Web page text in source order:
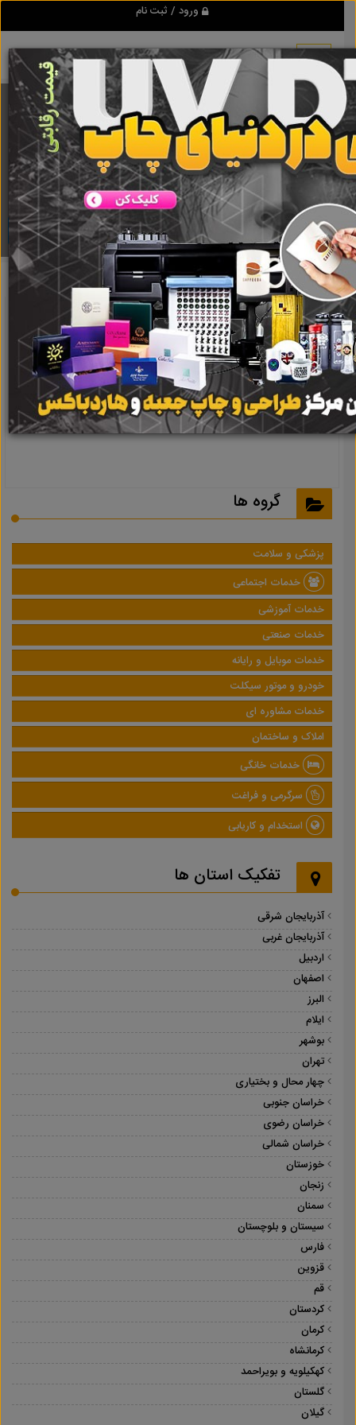
ورود / ثبت نام
برنامه اندروید تبلیغ شو
مرجع نیازمندیها و تبلیغات اینترنتی
دانلود
نتیجه ای یافت نشد
گروه ها
پزشکی و سلامت
خدمات اجتماعی
خدمات آموزشی
خدمات صنعتی
خدمات موبایل و رایانه
خودرو و موتور سیکلت
خدمات مشاوره ای
املاک و ساختمان
خدمات خانگی
سرگرمی و فراغت
استخدام و کاریابی
تفکیک استان ها
آذربایجان شرقی
آذربایجان غربی
اردبیل
اصفهان
البرز
ایلام
بوشهر
تهران
چهار محال و بختیاری
خراسان جنوبی
خراسان رضوی
خراسان شمالی
خوزستان
زنجان
سمنان
سیستان و بلوچستان
فارس
قزوین
قم
کردستان
کرمان
کرمانشاه
کهکیلویه و بویراحمد
گلستان
گیلان